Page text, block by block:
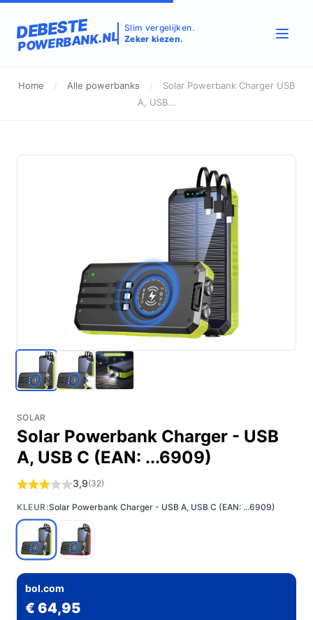
DEBESTE
POWERBANK.NL
Slim vergelijken.
Zeker kiezen.
Home / Alle powerbanks /
Solar Powerbank Charger USB
A, USB...
SOLAR
Solar Powerbank Charger - USB
A, USB C (EAN: ...6909)
3,9(32)
KLEUR:Solar Powerbank Charger - USB A, USB C (EAN: ...6909)
bol.com
€ 64,95